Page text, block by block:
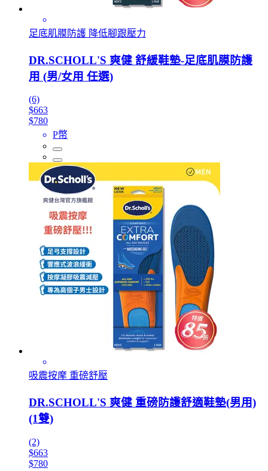
足底肌膜防護 降低腳跟壓力
DR.SCHOLL'S 爽健 舒緩鞋墊-足底肌膜防護
用 (男/女用 任選)
(6)
$663
$780
P幣
吸震按摩 重磅舒壓
DR.SCHOLL'S 爽健 重磅防護舒適鞋墊(男用)
(1雙)
(2)
$663
$780